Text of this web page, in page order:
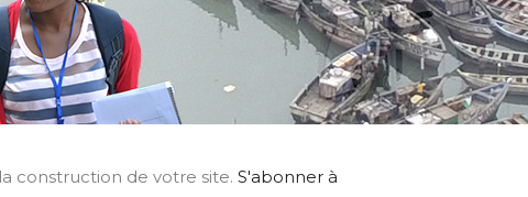
construction de votre site. S'abonner à